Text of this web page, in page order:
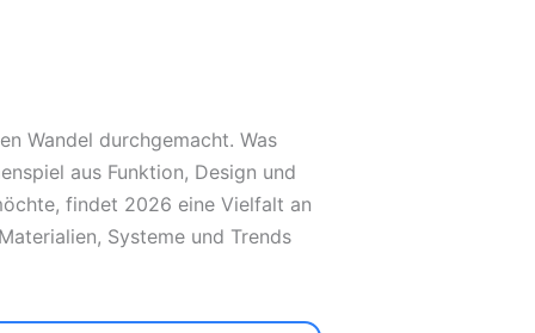
Wandel durchgemacht. Was
aus Funktion, Design und
findet 2026 eine Vielfalt an
Systeme und Trends